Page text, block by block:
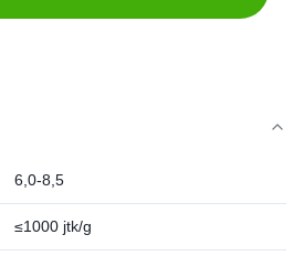
6,0-8,5
≤1000 jtk/g